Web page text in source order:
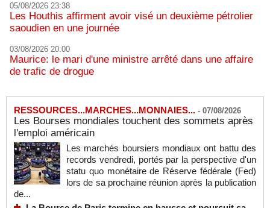
05/08/2026 23:38
Les Houthis affirment avoir visé un deuxième pétrolier
saoudien en une journée
03/08/2026 20:00
Maurice: le mari d'une ministre arrêté dans une affaire
de trafic de drogue
RESSOURCES...MARCHES...MONNAIES... - 07/08/2026
Les Bourses mondiales touchent des sommets après
l'emploi américain
Les marchés boursiers mondiaux ont battu des
records vendredi, portés par la perspective d'un
statu quo monétaire de Réserve fédérale (Fed)
lors de sa prochaine réunion après la publication
de...